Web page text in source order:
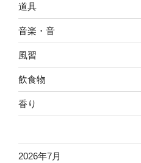
道具
音楽・音
風習
飲食物
香り
2026年7月